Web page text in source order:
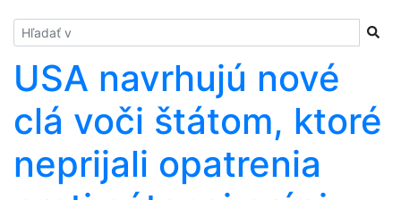
Hladať
USA navrhujú nové
clá voči štátom, ktoré
neprijali opatrenia